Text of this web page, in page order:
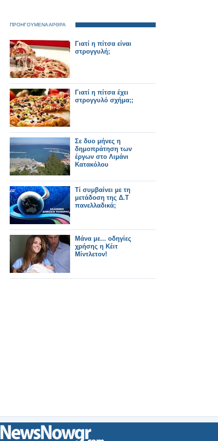
ΠΡΟΗΓΟΥΜΕΝΑ ΑΡΘΡΑ
Γιατί η πίτσα είναι
στρογγυλή;
Γιατί η πίτσα έχει
στρογγυλό σχήμα;;
Σε δυο μήνες η
δημοπράτηση των
έργων στο Λιμάνι
Kατακόλου
Τί συμβαίνει με τη
μετάδοση της Δ.Τ
πανελλαδικά;
Μάνα με... οδηγίες
χρήσης η Κέιτ
Μίντλετον!